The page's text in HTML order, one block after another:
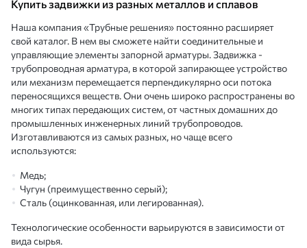
Купить задвижки из разных металлов и сплавов
Наша компания «Трубные решения» постоянно расширяет
свой каталог. В нем вы сможете найти соединительные и
управляющие элементы запорной арматуры. Задвижка -
трубопроводная арматура, в которой запирающее устройство
или механизм перемещается перпендикулярно оси потока
переносящихся веществ. Они очень широко распространены во
многих типах передающих систем, от частных домашних до
промышленных инженерных линий трубопроводов.
Изготавливаются из самых разных, но чаще всего
используются:
Медь;
Чугун (преимущественно серый);
Сталь (оцинкованная, или легированная).
Технологические особенности варьируются в зависимости от
вида сырья.